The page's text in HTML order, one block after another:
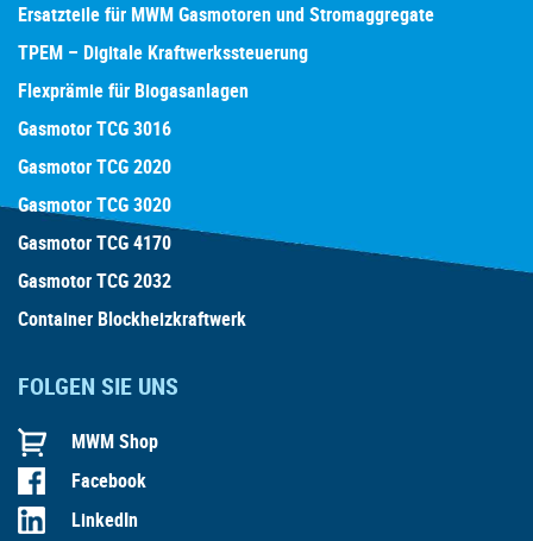
Ersatzteile für MWM Gasmotoren und Stromaggregate
TPEM – Digitale Kraftwerkssteuerung
Flexprämie für Biogasanlagen
Gasmotor TCG 3016
Gasmotor TCG 2020
Gasmotor TCG 3020
Gasmotor TCG 4170
Gasmotor TCG 2032
Container Blockheizkraftwerk
FOLGEN SIE UNS
MWM Shop
Facebook
LinkedIn